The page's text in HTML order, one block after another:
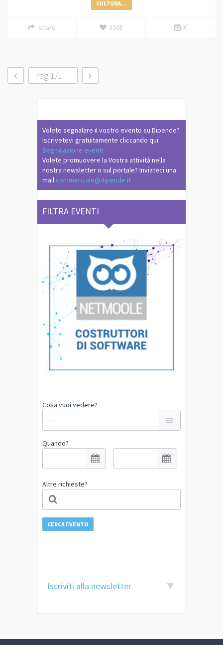
CULTURA...
share 3508 X
Pag 1/1
Volete segnalare il vostro evento su Dipende?
Iscrivetevi gratuitamente cliccando qui:
Segnalazione eventi
Volete promuovere la Vostra attività nella
nostra newsletter o sul portale? Inviateci una
mail commerciale@dipende.it
FILTRA EVENTI
Cosa vuoi vedere?
Quando?
Altre richieste?
CERCA EVENTO
Iscriviti alla newsletter